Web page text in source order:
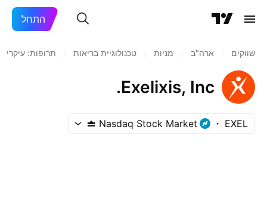
התחל
שווקים ארה"ב‏ מניות‏ טכנולוגיית בריאות תרופות: עיקרי
Exelixis, Inc.
EXEL
Nasdaq Stock Market